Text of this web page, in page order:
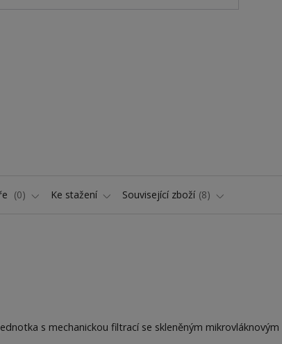
0 Ke stažení Související zboží 8
s mechanickou filtrací se skleněným mikrovláknovým